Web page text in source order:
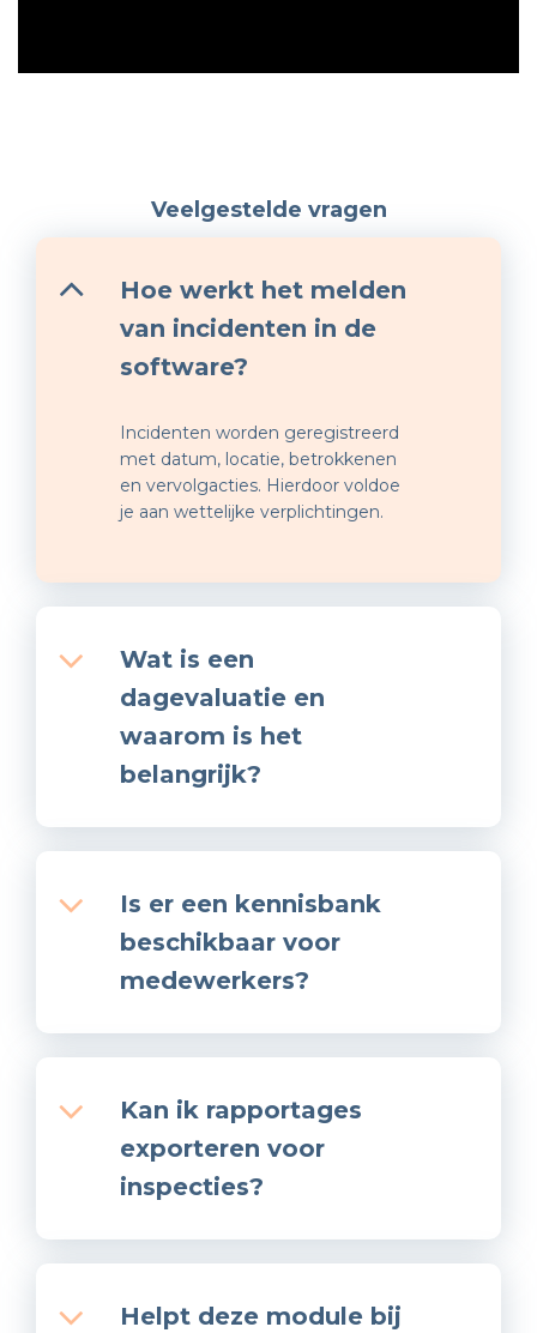
Veelgestelde vragen
Hoe werkt het melden
van incidenten in de
software?
Incidenten worden geregistreerd
met datum, locatie, betrokkenen
en vervolgacties. Hierdoor voldoe
je aan wettelijke verplichtingen.
Wat is een
dagevaluatie en
waarom is het
belangrijk?
Is er een kennisbank
beschikbaar voor
medewerkers?
Kan ik rapportages
exporteren voor
inspecties?
Helpt deze module bij